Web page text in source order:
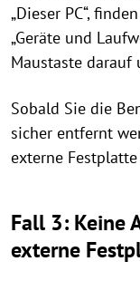
„Dieser PC“,
„Geräte und
Maustaste darauf
Sobald Sie die
sicher entfernt
externe
Fall 3: Keine
externe